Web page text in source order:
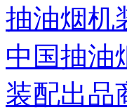
抽油烟机
中国抽油
装配出品